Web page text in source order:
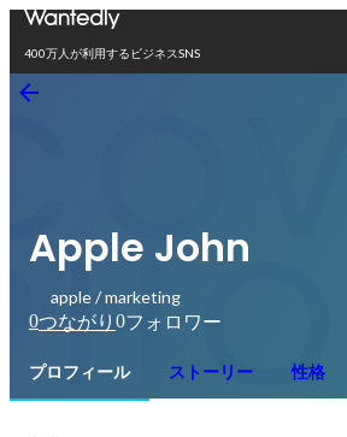
400万人が利用するビジネスSNS
Apple John
apple / marketing
0つながり 0フォロワー
プロフィール ストーリー 性格